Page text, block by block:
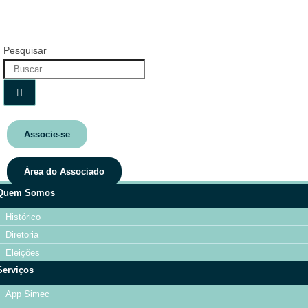
Pesquisar
Associe-se
Área do Associado
Somos
Histórico
Diretoria
Eleições
App Simec